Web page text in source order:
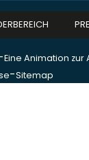
Eine Animation
-Sitemap